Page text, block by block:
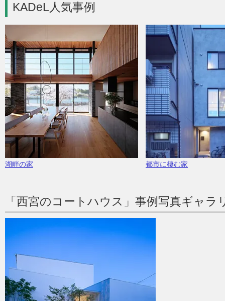
KADeL人気事例
湖畔の家 都市に棲む家
「西宮のコートハウス」事例写真ギャラ